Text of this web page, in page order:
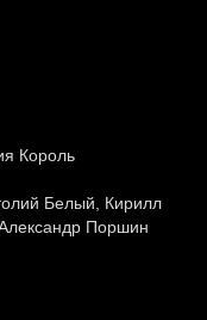
Король
Белый, Кирилл
Поршин